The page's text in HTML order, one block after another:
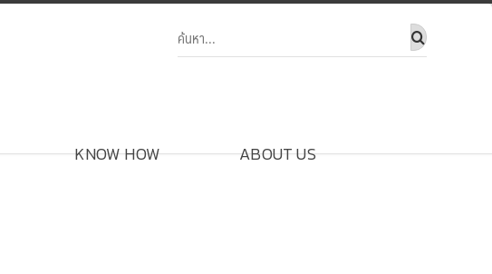
KNOW HOW ABOUT US